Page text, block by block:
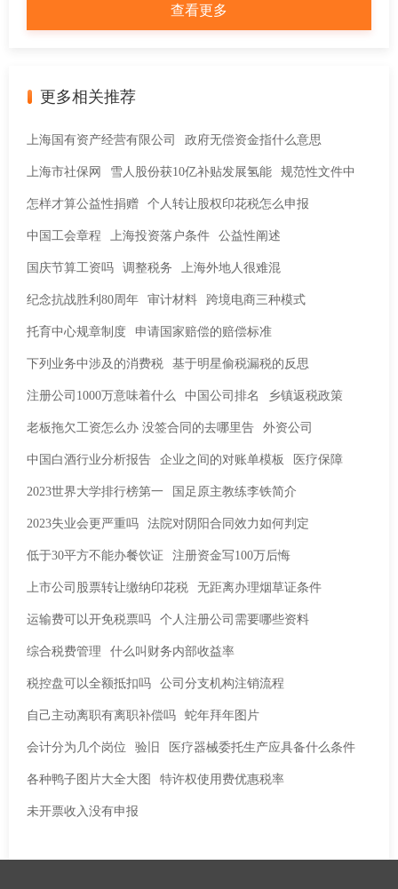
查看更多
更多相关推荐
上海国有资产经营有限公司 政府无偿资金指什么意思
上海市社保网 雪人股份获10亿补贴发展氢能 规范性文件中
怎样才算公益性捐赠 个人转让股权印花税怎么申报
中国工会章程 上海投资落户条件 公益性阐述
国庆节算工资吗 调整税务 上海外地人很难混
纪念抗战胜利80周年 审计材料 跨境电商三种模式
托育中心规章制度 申请国家赔偿的赔偿标准
下列业务中涉及的消费税 基于明星偷税漏税的反思
注册公司1000万意味着什么 中国公司排名 乡镇返税政策
老板拖欠工资怎么办 没签合同的去哪里告 外资公司
中国白酒行业分析报告 企业之间的对账单模板 医疗保障
2023世界大学排行榜第一 国足原主教练李铁简介
2023失业会更严重吗 法院对阴阳合同效力如何判定
低于30平方不能办餐饮证 注册资金写100万后悔
上市公司股票转让缴纳印花税 无距离办理烟草证条件
运输费可以开免税票吗 个人注册公司需要哪些资料
综合税费管理 什么叫财务内部收益率
税控盘可以全额抵扣吗 公司分支机构注销流程
自己主动离职有离职补偿吗 蛇年拜年图片
会计分为几个岗位 验旧 医疗器械委托生产应具备什么条件
各种鸭子图片大全大图 特许权使用费优惠税率
未开票收入没有申报